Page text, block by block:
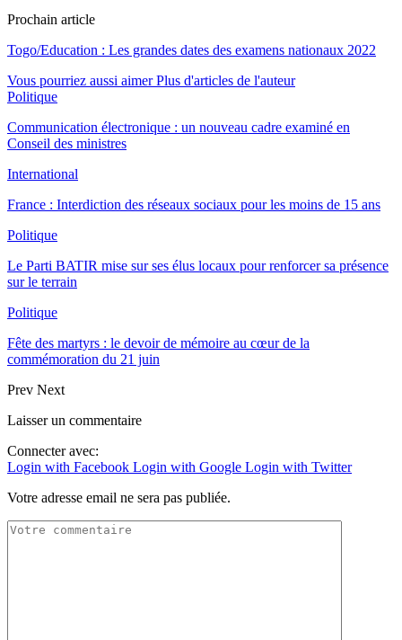
Prochain article
Togo/Education : Les grandes dates des examens nationaux 2022
Vous pourriez aussi aimer Plus d'articles de l'auteur
Politique
Communication électronique : un nouveau cadre examiné en
Conseil des ministres
International
France : Interdiction des réseaux sociaux pour les moins de 15 ans
Politique
Le Parti BATIR mise sur ses élus locaux pour renforcer sa présence
sur le terrain
Politique
Fête des martyrs : le devoir de mémoire au cœur de la
commémoration du 21 juin
Prev Next
Laisser un commentaire
Connecter avec:
Login with Facebook Login with Google Login with Twitter
Votre adresse email ne sera pas publiée.